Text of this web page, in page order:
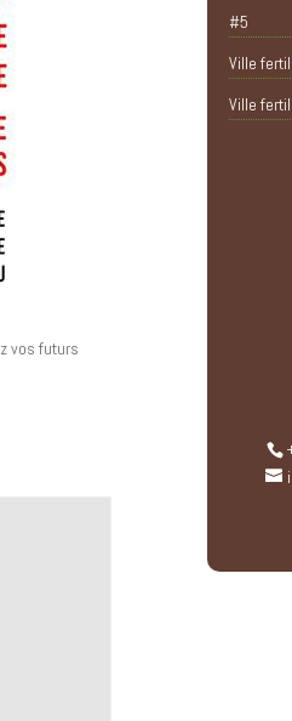
vos futurs
#5
Ville
Ville